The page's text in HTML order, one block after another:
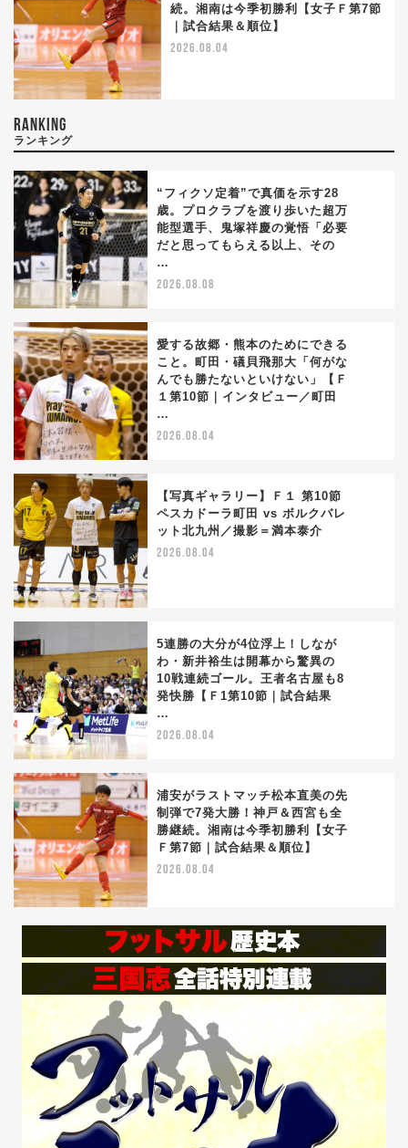
続。湘南は今季初勝利【女子Ｆ第7節
｜試合結果＆順位】
2026.08.04
RANKING
ランキング
“フィクソ定着”で真価を示す28
歳。プロクラブを渡り歩いた超万
能型選手、鬼塚祥慶の覚悟「必要
だと思ってもらえる以上、その
…
2026.08.08
愛する故郷・熊本のためにできる
こと。町田・礒貝飛那大「何がな
んでも勝たないといけない」【Ｆ
１第10節｜インタビュー／町田
…
2026.08.04
【写真ギャラリー】Ｆ１ 第10節
ペスカドーラ町田 vs ボルクバレ
ット北九州／撮影＝満本泰介
2026.08.04
5連勝の大分が4位浮上！しなが
わ・新井裕生は開幕から驚異の
10戦連続ゴール。王者名古屋も8
発快勝【Ｆ1第10節｜試合結果
…
2026.08.04
浦安がラストマッチ松本直美の先
制弾で7発大勝！神戸＆西宮も全
勝継続。湘南は今季初勝利【女子
Ｆ第7節｜試合結果＆順位】
2026.08.04